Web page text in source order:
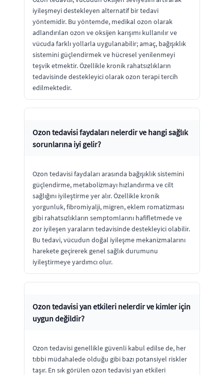
iyileşmeyi destekleyen alternatif bir tedavi
yöntemidir. Bu yöntemde, medikal ozon olarak
adlandırılan ozon ve oksijen karışımı kullanılır ve
vücuda farklı yollarla uygulanabilir; amaç, bağışıklık
sistemini güçlendirmek ve hücresel yenilenmeyi
teşvik etmektir. Özellikle kronik rahatsızlıkların
tedavisinde destekleyici olarak ozon terapi tercih
edilmektedir.
Ozon tedavisi faydaları nelerdir ve hangi sağlık
sorunlarına iyi gelir?
Ozon tedavisi faydaları arasında bağışıklık sistemini
güçlendirme, metabolizmayı hızlandırma ve cilt
sağlığını iyileştirme yer alır. Özellikle kronik
yorgunluk, fibromiyalji, migren, eklem romatizması
gibi rahatsızlıkların semptomlarını hafifletmede ve
zor iyileşen yaraların tedavisinde destekleyici olabilir.
Bu tedavi, vücudun doğal iyileşme mekanizmalarını
harekete geçirerek genel sağlık durumunu
iyileştirmeye yardımcı olur.
Ozon tedavisi yan etkileri nelerdir ve kimler için
uygun değildir?
Ozon tedavisi genellikle güvenli kabul edilse de, her
tıbbi müdahalede olduğu gibi bazı potansiyel riskler
taşır. En sık görülen ozon tedavisi yan etkileri